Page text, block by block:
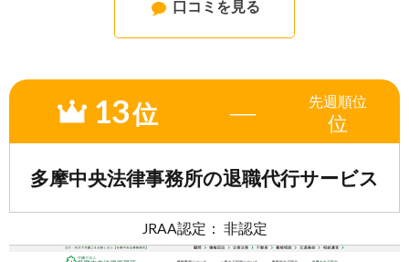
口コミを見る
13位 ― 先週 順位
位
多摩中央法律事務所の退職代行サービス
JRAA認定： 非認定